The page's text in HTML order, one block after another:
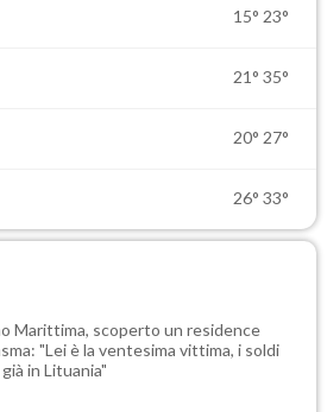
15° 23°
21° 35°
20° 27°
26° 33°
Marittima, scoperto un residence
"Lei è la ventesima vittima, i soldi
in Lituania"